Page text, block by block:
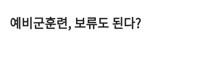
예비군훈련, 보류도 된다?